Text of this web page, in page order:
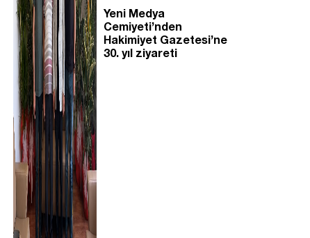
Yeni Medya
Cemiyeti’nden
Hakimiyet Gazetesi’ne
30. yıl ziyareti